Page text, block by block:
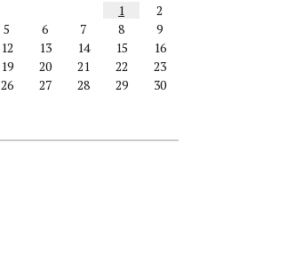
1
2
5 6 7 8
9
12 13 14 15
16
19 20 21 22
23
26 27 28 29
30